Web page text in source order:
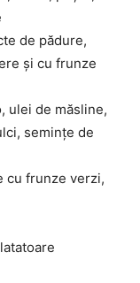
de pădure,
și cu frunze
ulei de măsline,
semințe de
cu frunze verzi,